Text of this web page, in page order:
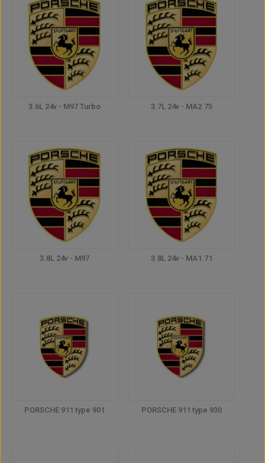
3.6L 24v - M97 Turbo 3.7L 24v - MA2.75
3.8L 24v - M97 3.8L 24v - MA1.71
PORSCHE 911 type 901 PORSCHE 911 type 930